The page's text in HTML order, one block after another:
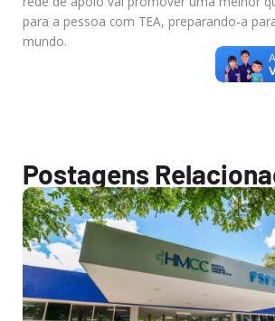
para a pessoa com TEA, preparando-a
mundo.
Postagens